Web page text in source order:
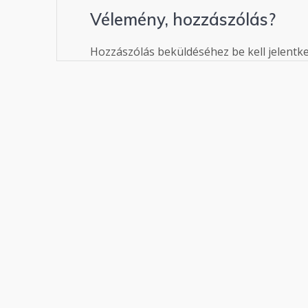
Vélemény, hozzászólás?
Hozzászólás beküldéséhez be kell